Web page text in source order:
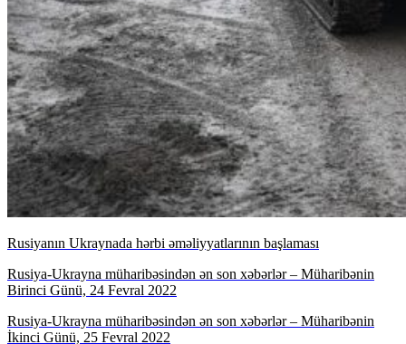
Rusiyanın Ukraynada hərbi əməliyyatlarının başlaması
Rusiya-Ukrayna müharibəsindən ən son xəbərlər – Müharibənin
Birinci Günü, 24 Fevral 2022
Rusiya-Ukrayna müharibəsindən ən son xəbərlər – Müharibənin
İkinci Günü, 25 Fevral 2022